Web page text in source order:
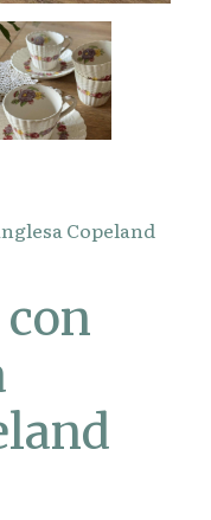
Copeland
con